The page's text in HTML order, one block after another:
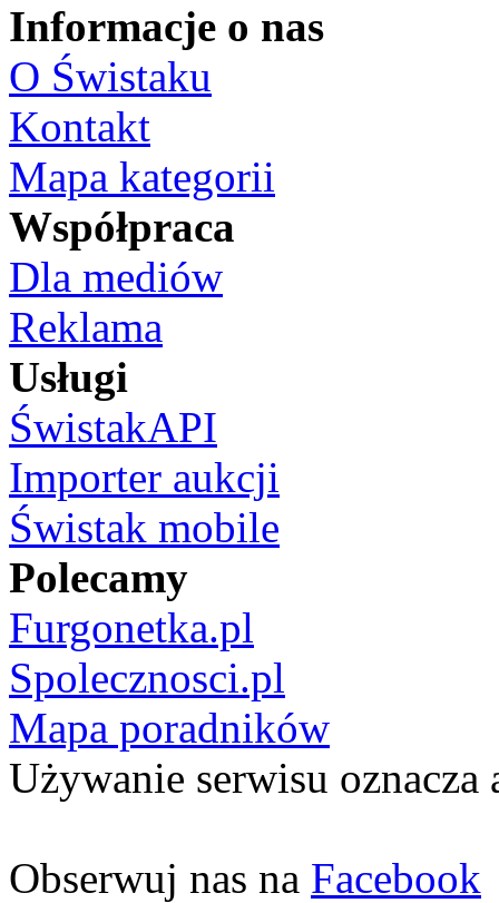
Informacje o nas
O Świstaku
Kontakt
Mapa kategorii
Współpraca
Dla mediów
Reklama
Usługi
ŚwistakAPI
Importer aukcji
Świstak mobile
Polecamy
Furgonetka.pl
Spolecznosci.pl
Mapa poradników
Używanie serwisu oznacza
Obserwuj nas na Facebook